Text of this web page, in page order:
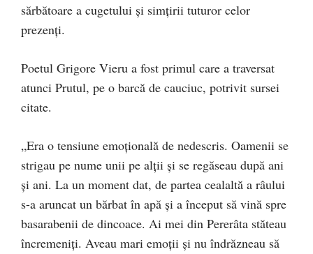
sărbătoare a cugetului şi simţirii tuturor celor
prezenţi.
Poetul Grigore Vieru a fost primul care a traversat
atunci Prutul, pe o barcă de cauciuc, potrivit sursei
citate.
„Era o tensiune emoţională de nedescris. Oamenii se
strigau pe nume unii pe alţii şi se regăseau după ani
şi ani. La un moment dat, de partea cealaltă a râului
s-a aruncat un bărbat în apă şi a început să vină spre
basarabenii de dincoace. Ai mei din Pererâta stăteau
încremeniţi. Aveau mari emoţii şi nu îndrăzneau să